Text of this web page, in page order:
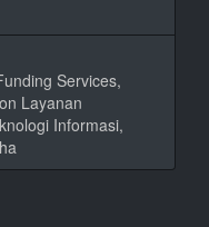
Services,
Layanan
Informasi,